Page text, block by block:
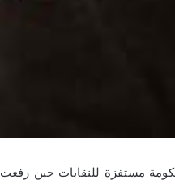
مستفزة للنقابات حين رفعت